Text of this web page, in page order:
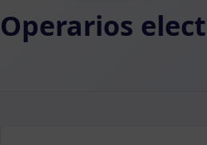
Operarios